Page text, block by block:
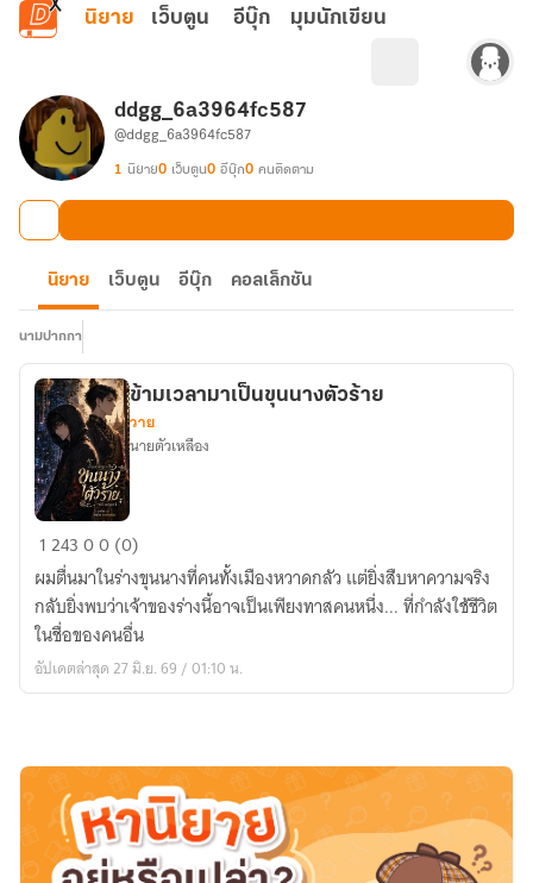
ข้ามไปยังเนื้อหาหลัก
นิยาย เว็บตูน อีบุ๊ก มุมนักเขียน
ddgg_6a3964fc587
@ddgg_6a3964fc587
1 นิยาย0 เว็บตูน0 อีบุ๊ก0 คนติดตาม
นิยาย เว็บตูน อีบุ๊ก คอลเล็กชัน
นามปากกา
ข้าม
เวลา
มา
เป็น
ขุนนาง
ตัว
ข้ามเวลามาเป็นขุนนางตัวร้าย
วาย
นายตัวเหลือง
124300 (0)
ผมตื่นมาในร่างขุนนางที่คนทั้งเมืองหวาดกลัว แต่ยิ่งสืบหาความจริง
กลับยิ่งพบว่าเจ้าของร่างนี้อาจเป็นเพียงทาสคนหนึ่ง... ที่กำลังใช้ชีวิต
ในชื่อของคนอื่น
อัปเดตล่าสุด 27 มิ.ย. 69 / 01:10 น.